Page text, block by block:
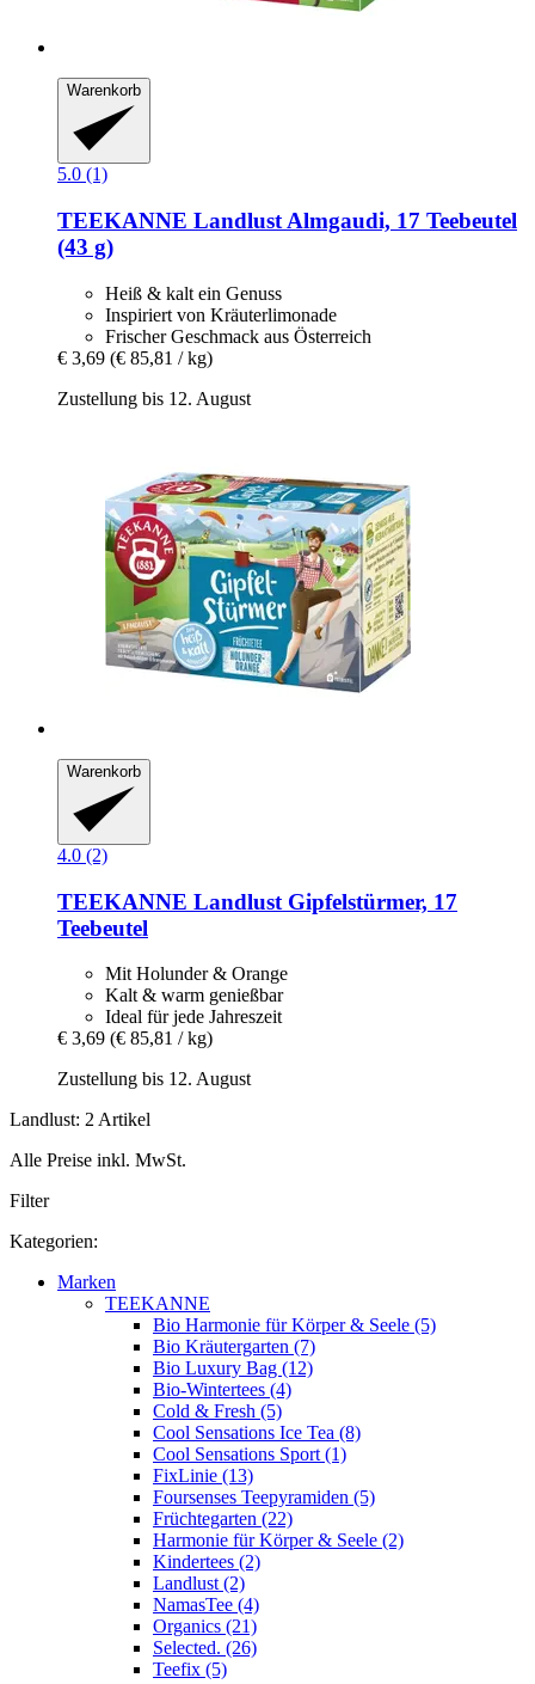
Warenkorb
5.0 (1)
TEEKANNE Landlust Almgaudi, 17 Teebeutel
(43 g)
Heiß & kalt ein Genuss
Inspiriert von Kräuterlimonade
Frischer Geschmack aus Österreich
€ 3,69 (€ 85,81 / kg)
Zustellung bis 12. August
Warenkorb
4.0 (2)
TEEKANNE Landlust Gipfelstürmer, 17
Teebeutel
Mit Holunder & Orange
Kalt & warm genießbar
Ideal für jede Jahreszeit
€ 3,69 (€ 85,81 / kg)
Zustellung bis 12. August
Landlust: 2 Artikel
Alle Preise inkl. MwSt.
Filter
Kategorien:
Marken
TEEKANNE
Bio Harmonie für Körper & Seele (5)
Bio Kräutergarten (7)
Bio Luxury Bag (12)
Bio-Wintertees (4)
Cold & Fresh (5)
Cool Sensations Ice Tea (8)
Cool Sensations Sport (1)
FixLinie (13)
Foursenses Teepyramiden (5)
Früchtegarten (22)
Harmonie für Körper & Seele (2)
Kindertees (2)
Landlust (2)
NamasTee (4)
Organics (21)
Selected. (26)
Teefix (5)